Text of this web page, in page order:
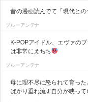
昔の漫画読んでて「現代と
ブルーアンテナ
K-POPアイドル、エヴァの
は非常にえちち
ブルーアンテナ
母に理不尽に怒られて育っ
ばかり垂れ流す自分が映って